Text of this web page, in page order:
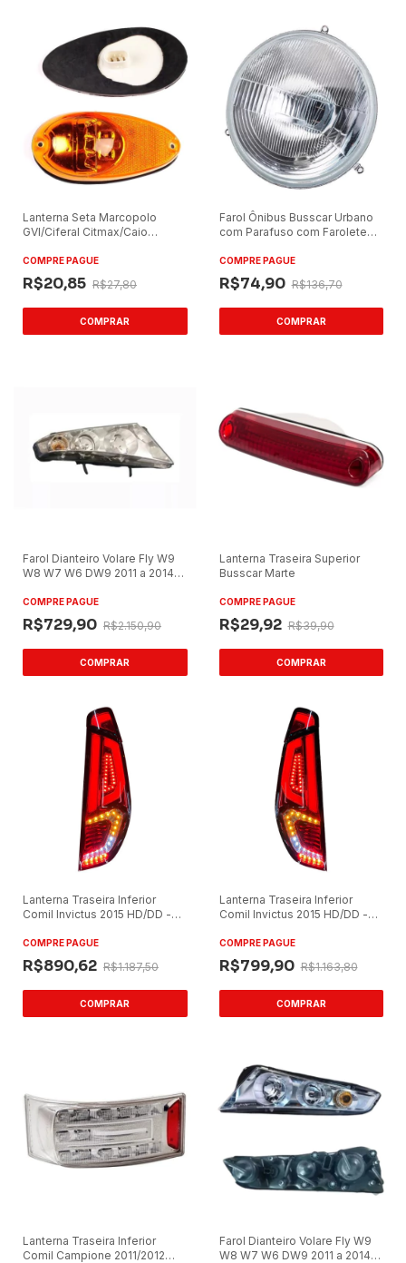
Lanterna Seta Marcopolo
GVI/Ciferal Citmax/Caio
COMPRE PAGUE
R$20,85 R$27,80
Farol Ônibus Busscar Urbano
com Parafuso com Farolete
COMPRE PAGUE
R$74,90 R$136,70
Farol Dianteiro Volare Fly W9
W8 W7 W6 DW9 2011 a 2014
COMPRE PAGUE
R$729,90 R$2.150,90
Lanterna Traseira Superior
Busscar Marte
COMPRE PAGUE
R$29,92 R$39,90
Lanterna Traseira Inferior
Comil Invictus 2015 HD/DD -
COMPRE PAGUE
R$890,62 R$1.187,50
Lanterna Traseira Inferior
Comil Invictus 2015 HD/DD -
COMPRE PAGUE
R$799,90 R$1.163,80
Lanterna Traseira Inferior
Comil Campione 2011/2012
Farol Dianteiro Volare Fly W9
W8 W7 W6 DW9 2011 a 2014